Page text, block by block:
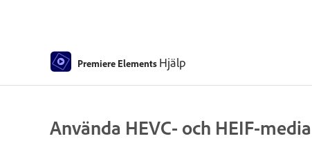
Premiere Elements Hjälp
Använda HEVC- och HEIF-